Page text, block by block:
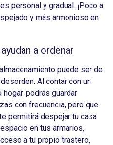
personal y gradual. ¡Poco a
y más armonioso en
a ordenar
puede ser de
Al contar con un
podrás guardar
con frecuencia, pero que
permitirá despejar tu casa
en tus armarios,
a tu propio trastero,